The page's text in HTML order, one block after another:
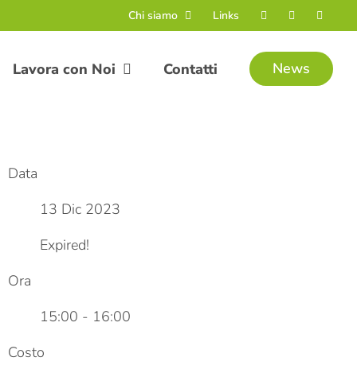
Chi siamo Links
Lavora con Noi Contatti News
Data
13 Dic 2023
Expired!
Ora
15:00 - 16:00
Costo